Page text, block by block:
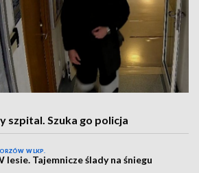
szpital. Szuka go policja
WLKP.
lesie. Tajemnicze ślady na śniegu